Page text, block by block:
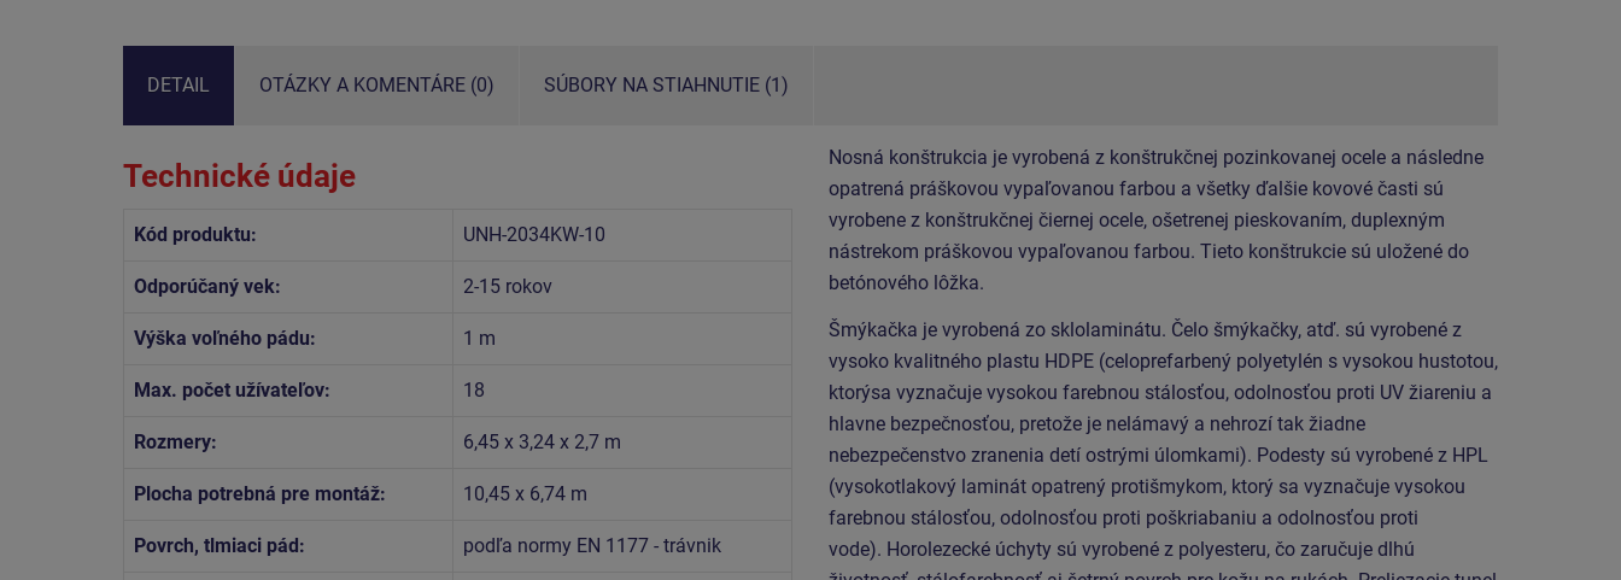
DETAIL OTÁZKY A KOMENTÁRE (0) SÚBORY NA STIAHNUTIE (1)
Technické údaje
Kód produktu: UNH-2034KW-10
Odporúčaný vek: 2-15 rokov
Výška voľného pádu: 1 m
Max. počet užívateľov: 18
Rozmery: 6,45 x 3,24 x 2,7 m
Plocha potrebná pre montáž: 10,45 x 6,74 m
Povrch, tlmiaci pád: podľa normy EN 1177 - trávnik
Nosná konštrukcia je vyrobená z konštrukčnej pozinkovanej ocele a následne
opatrená práškovou vypaľovanou farbou a všetky ďalšie kovové časti sú
vyrobene z konštrukčnej čiernej ocele, ošetrenej pieskovaním, duplexným
nástrekom práškovou vypaľovanou farbou. Tieto konštrukcie sú uložené do
betónového lôžka.
Šmýkačka je vyrobená zo sklolaminátu. Čelo šmýkačky, atď. sú vyrobené z
vysoko kvalitného plastu HDPE (celoprefarbený polyetylén s vysokou hustotou,
ktorýsa vyznačuje vysokou farebnou stálosťou, odolnosťou proti UV žiareniu a
hlavne bezpečnosťou, pretože je nelámavý a nehrozí tak žiadne
nebezpečenstvo zranenia detí ostrými úlomkami). Podesty sú vyrobené z HPL
(vysokotlakový laminát opatrený protišmykom, ktorý sa vyznačuje vysokou
farebnou stálosťou, odolnosťou proti poškriabaniu a odolnosťou proti
vode). Horolezecké úchyty sú vyrobené z polyesteru, čo zaručuje dlhú